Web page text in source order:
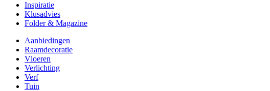
Inspiratie
Klusadvies
Folder & Magazine
Aanbiedingen
Raamdecoratie
Vloeren
Verlichting
Verf
Tuin